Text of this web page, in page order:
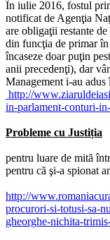
În iulie 2016, fostul
notificat de Agenţia
are obligaţii restante
din funcţia de primar
încaseze doar puţin
anii precedenţi), dar
Management i-au
http://
in-parlament-conturi-
Probleme cu Justiția
pentru luare de mită
pentru că şi-a spionat
http://
procurori-si-totusi-sa-
gheorghe-nichita-